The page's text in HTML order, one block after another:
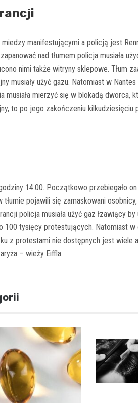
manifestującymi a policją jest
nad tłumem policja musiała
nimi także witryny sklepowe. Tłum
musiały użyć gazu. Natomiast w
musiała mierzyć się w blokadą dworca,
to po jego zakończeniu
14.00. Początkowo przebiegało
tłumie pojawili się zamaskowani
policja musiała użyć gaz łzawiący by
100 tysięcy protestujących. Natomiast
z protestami nie dostępnych jest wiele
– wieży Eiffla.